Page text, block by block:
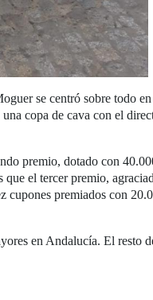
se centró sobre todo
copa de cava con el
premio, dotado con
el tercer premio,
premiados con
en Andalucía. El resto